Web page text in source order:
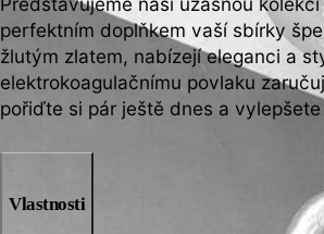
perfektním doplňkem vaší sbírky
žlutým zlatem, nabízejí eleganci a
elektrokoagulačnímu povlaku
pořiďte si pár ještě dnes a
Vlastnosti